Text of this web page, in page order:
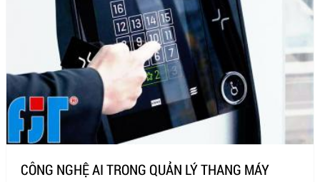
CÔNG NGHỆ AI TRONG QUẢN LÝ THANG MÁY